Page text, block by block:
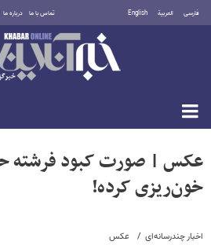
فارسی العربية English تماس با ما درباره ما
شنبه ۱۷ مرداد ۱۴۰۵
اخبار چندرسانه‌ای عکس
عکس | صورت کبود فرشته
خون‌ریزی کرده!